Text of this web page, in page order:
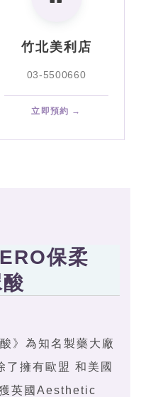
竹北美利店
03-5500660
立即預約 →
保柔
》為知名製藥大廠
擁有歐盟 和美國
英國Aesthetic